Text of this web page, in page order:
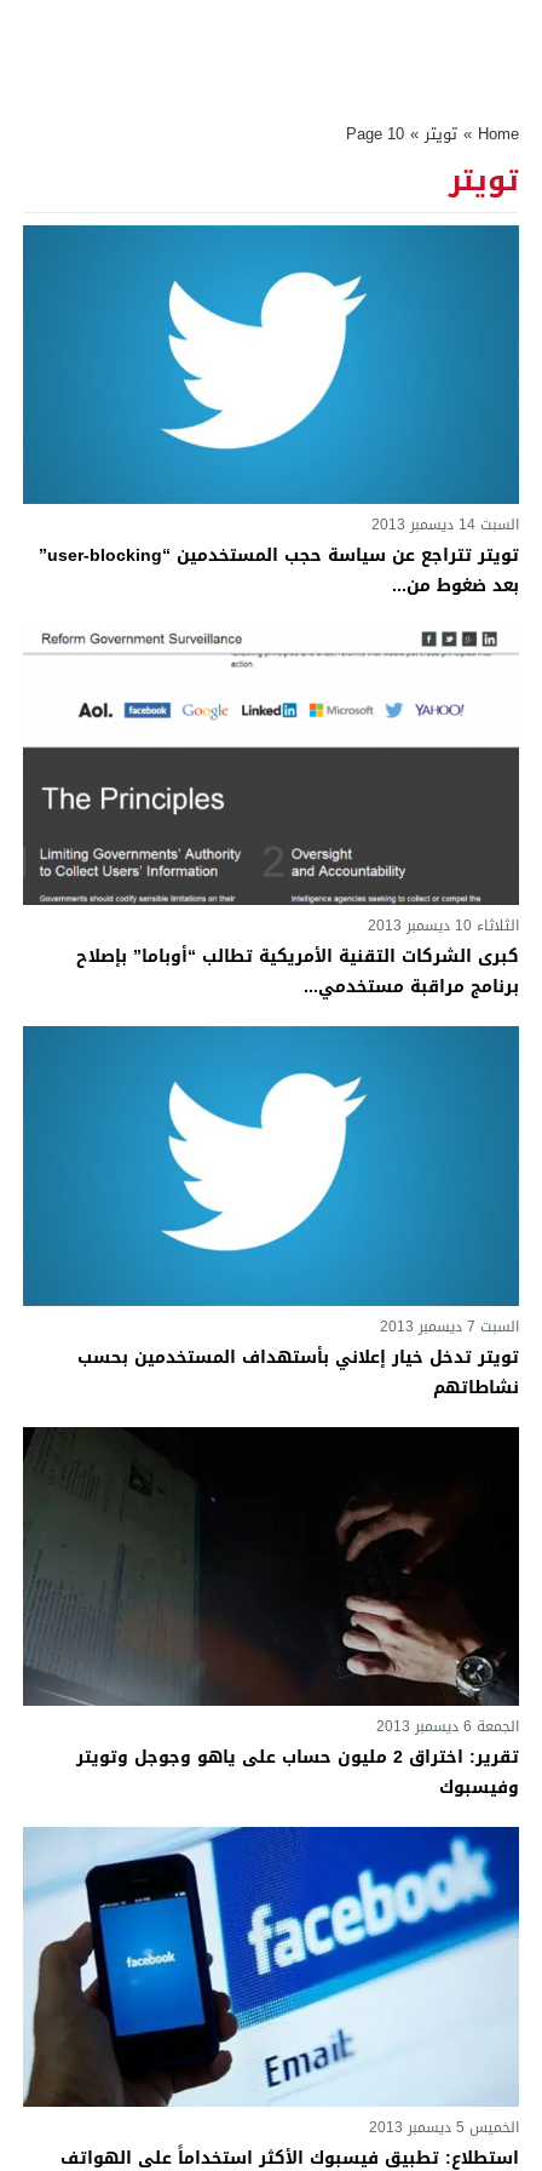
Home
» تويتر »
Page 10
تويتر
السبت 14 ديسمبر 2013
تويتر تتراجع عن سياسة حجب المستخدمين “user-blocking”
بعد ضغوط من...
الثلاثاء 10 ديسمبر 2013
كبرى الشركات التقنية الأمريكية تطالب “أوباما” بإصلاح
برنامج مراقبة مستخدمي...
السبت 7 ديسمبر 2013
تويتر تدخل خيار إعلاني بأستهداف المستخدمين بحسب
نشاطاتهم
الجمعة 6 ديسمبر 2013
تقرير: اختراق 2 مليون حساب على ياهو وجوجل وتويتر
وفيسبوك
الخميس 5 ديسمبر 2013
استطلاع: تطبيق فيسبوك الأكثر استخداماً على الهواتف